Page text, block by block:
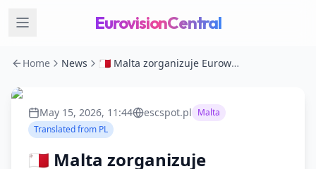
EurovisionCentral
Home News 🇲🇹 Malta zorganizuje Eurowizję Junior 2026
May 15, 2026, 11:44 escspot.pl Malta
Translated from PL
🇲🇹 Malta zorganizuje